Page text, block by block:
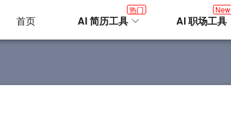
首页 AI 简历工具
热门
AI 职场工具
New